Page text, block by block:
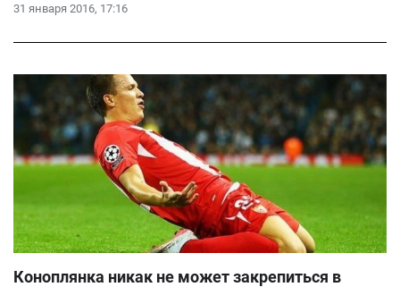
31 января 2016, 17:16
Коноплянка никак не может закрепиться в